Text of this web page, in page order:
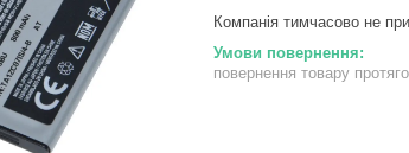
Компанія тимчасово не
повернення товару